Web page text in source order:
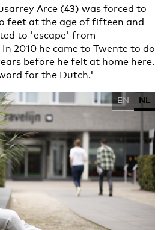
Arce (43) was forced to
feet at the age of fifteen and
to 'escape' from
2010 he came to Twente to do
before he felt at home here.
for the Dutch.'
EN NL